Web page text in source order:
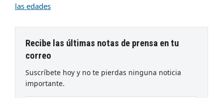
las edades
Recibe las últimas notas de prensa en tu
correo
Suscríbete hoy y no te pierdas ninguna noticia
importante.